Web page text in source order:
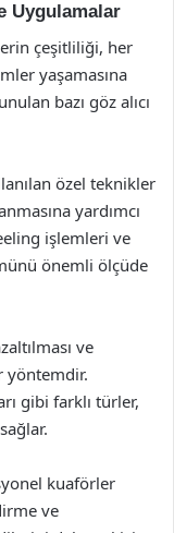
Uygulamalar
çeşitliliği, her
yaşamasına
bazı göz alıcı
özel teknikler
yardımcı
işlemleri ve
önemli ölçüde
ve
yöntemdir.
gibi farklı türler,
kuaförler
ve